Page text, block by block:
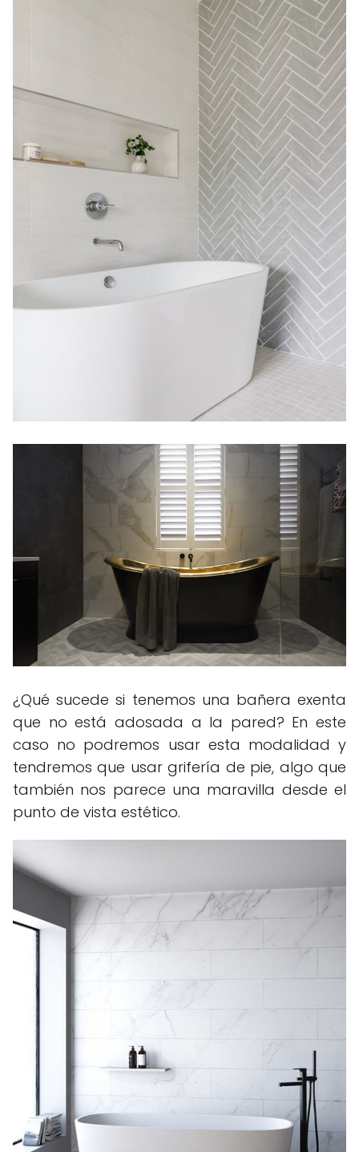
¿Qué sucede si tenemos una bañera exenta
que no está adosada a la pared? En este
caso no podremos usar esta modalidad y
tendremos que usar grifería de pie, algo que
también nos parece una maravilla desde el
punto de vista estético.